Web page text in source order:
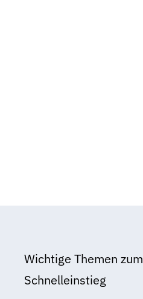
Wichtige Themen zum
Schnelleinstieg